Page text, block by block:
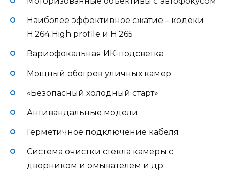
Наиболее эффективное сжатие – кодеки
H.264 High profile и H.265
Вариофокальная ИК-подсветка
Мощный обогрев уличных камер
«Безопасный холодный старт»
Антивандальные модели
Герметичное подключение кабеля
Система очистки стекла камеры с
дворником и омывателем и др.